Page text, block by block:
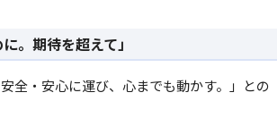
。期待を超えて」
全・安心に運び、心までも動かす。」との